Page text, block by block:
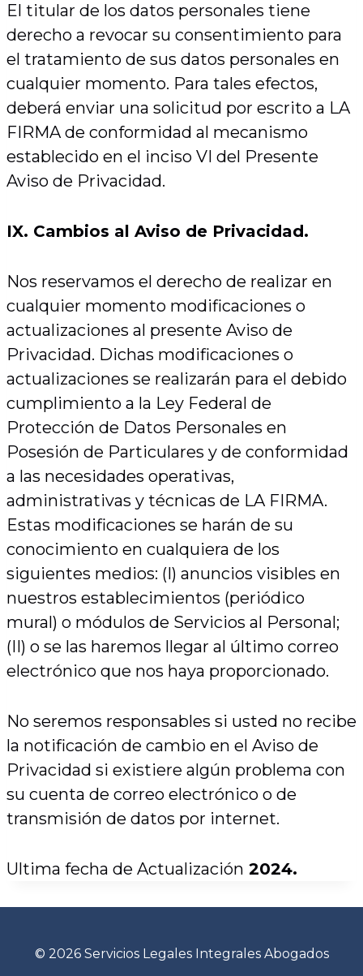
El titular de los datos personales tiene
derecho a revocar su consentimiento para
el tratamiento de sus datos personales en
cualquier momento. Para tales efectos,
deberá enviar una solicitud por escrito a LA
FIRMA de conformidad al mecanismo
establecido en el inciso VI del Presente
Aviso de Privacidad.
IX. Cambios al Aviso de Privacidad.
Nos reservamos el derecho de realizar en
cualquier momento modificaciones o
actualizaciones al presente Aviso de
Privacidad. Dichas modificaciones o
actualizaciones se realizarán para el debido
cumplimiento a la Ley Federal de
Protección de Datos Personales en
Posesión de Particulares y de conformidad
a las necesidades operativas,
administrativas y técnicas de LA FIRMA.
Estas modificaciones se harán de su
conocimiento en cualquiera de los
siguientes medios: (I) anuncios visibles en
nuestros establecimientos (periódico
mural) o módulos de Servicios al Personal;
(II) o se las haremos llegar al último correo
electrónico que nos haya proporcionado.
No seremos responsables si usted no recibe
la notificación de cambio en el Aviso de
Privacidad si existiere algún problema con
su cuenta de correo electrónico o de
transmisión de datos por internet.
Ultima fecha de Actualización 2024.
© 2026 Servicios Legales Integrales Abogados